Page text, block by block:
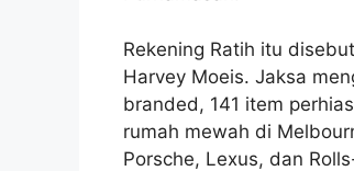
Rekening Ratih itu
Harvey Moeis. Jaksa
branded, 141 item
rumah mewah di
Porsche, Lexus, dan